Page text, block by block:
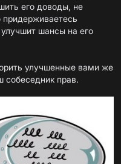
его доводы, не
придерживаетесь
шансы на его
улучшенные вами же
прав.